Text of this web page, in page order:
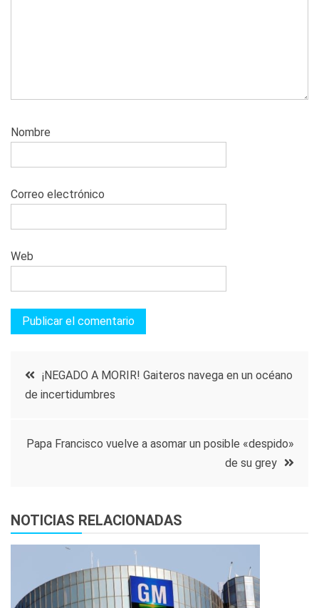
Nombre
Correo electrónico
Web
Navegación
entradas
¡NEGADO A MORIR! Gaiteros navega en un océano
de incertidumbres
Papa Francisco vuelve a asomar un posible «despido»
de su grey
NOTICIAS RELACIONADAS